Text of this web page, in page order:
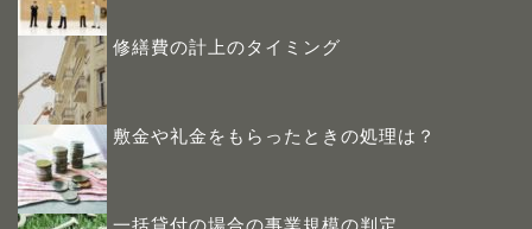
修繕費の計上のタイミング
敷金や礼金をもらったときの処理は？
一括貸付の場合の事業規模の判定